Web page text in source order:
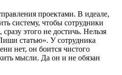
проектами. В идеале,
систему, чтобы сотрудники
этого не достичь. Нельзя
статью». У сотрудника
нет, он боится чистого
мысли. Да он и не обязан